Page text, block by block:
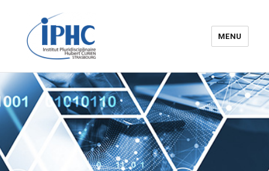
Institut pluridisciplinaire Hubert
Curien – IPHC
MENU